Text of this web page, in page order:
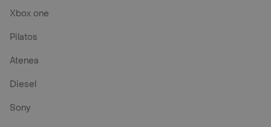
Xbox one
Pilatos
Atenea
Diesel
Sony